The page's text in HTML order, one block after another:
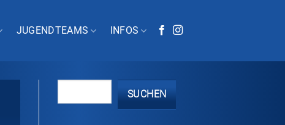
JUGENDTEAMS INFOS
SUCHEN